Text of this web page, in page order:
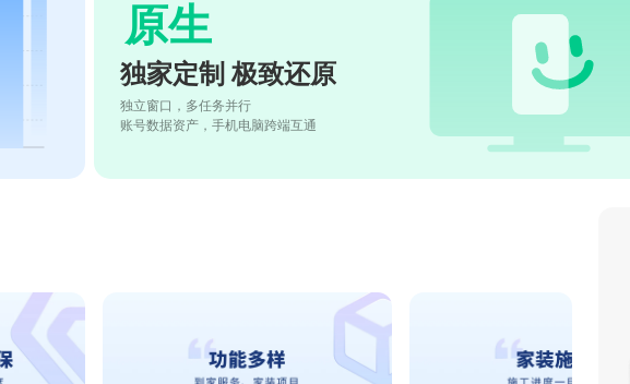
原生
独家定制 极致还原
独立窗口，多任务并行
账号数据资产，手机电脑跨端互通